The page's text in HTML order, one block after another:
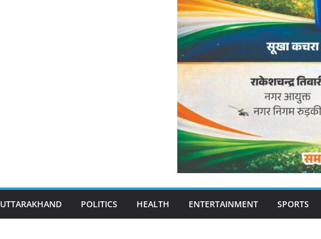
UTTARAKHAND POLITICS HEALTH ENTERTAINMENT SPORTS